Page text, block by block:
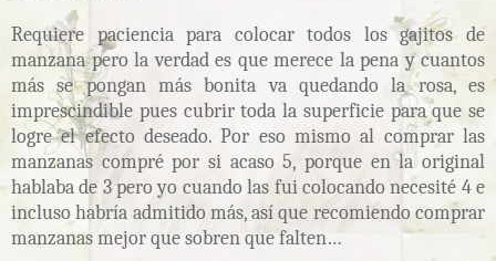
Requiere paciencia para colocar todos los gajitos de
manzana pero la verdad es que merece la pena y cuantos
más se pongan más bonita va quedando la rosa, es
imprescindible pues cubrir toda la superficie para que se
logre el efecto deseado. Por eso mismo al comprar las
manzanas compré por si acaso 5, porque en la original
hablaba de 3 pero yo cuando las fui colocando necesité 4 e
incluso habría admitido más, así que recomiendo comprar
manzanas mejor que sobren que falten…